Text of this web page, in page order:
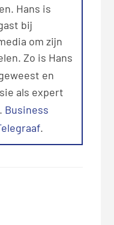
Hans is
bij
om zijn
Zo is Hans
en
als expert
Business
.